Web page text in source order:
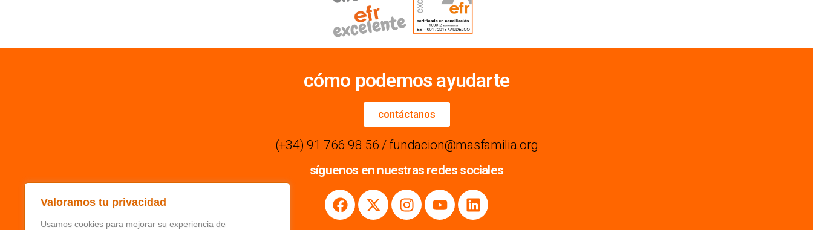
Valoramos tu privacidad
Usamos cookies para mejorar su experiencia de
cómo podemos ayudarte
contáctanos
(+34) 91 766 98 56 / fundacion@masfamilia.org
síguenos en nuestras redes sociales